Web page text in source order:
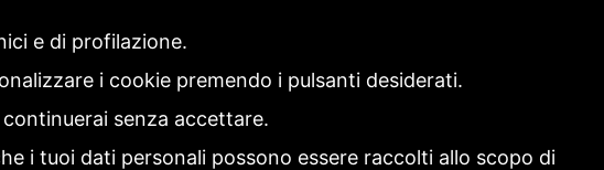
E POLITICA EDITORIALE
e di profilazione.
i cookie premendo i pulsanti desiderati.
senza accettare.
i tuoi dati personali possono essere raccolti allo scopo di